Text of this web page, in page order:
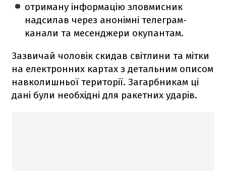
отриману інформацію зловмисник
надсилав через анонімні телеграм-
канали та месенджери окупантам.
Зазвичай чоловік скидав світлини та мітки
на електронних картах з детальним описом
навколишньої території. Загарбникам ці
дані були необхідні для ракетних ударів.